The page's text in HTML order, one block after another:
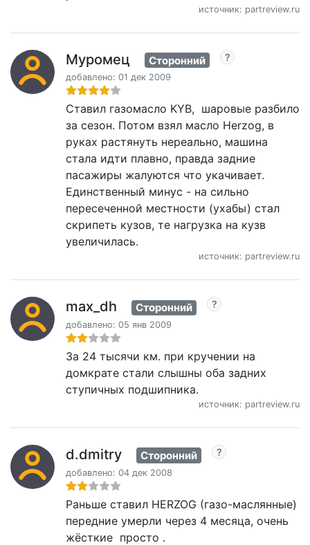
источник: partreview.ru
Муромец Сторонний
добавлено: 01 дек 2009
Ставил газомасло KYB, шаровые разбило
за сезон. Потом взял масло Herzog, в
руках растянуть нереально, машина
стала идти плавно, правда задние
пасажиры жалуются что укачивает.
Единственный минус - на сильно
пересеченной местности (ухабы) стал
скрипеть кузов, те нагрузка на кузв
увеличилась.
источник: partreview.ru
max_dh Сторонний
добавлено: 05 янв 2009
За 24 тысячи км. при кручении на
домкрате стали слышны оба задних
ступичных подшипника.
источник: partreview.ru
d.dmitry Сторонний
добавлено: 04 дек 2008
Раньше ставил HERZOG (газо-маслянные)
передние умерли через 4 месяца, очень
жёсткие просто .